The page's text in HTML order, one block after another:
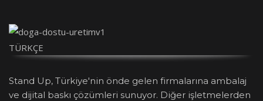
TÜRKÇE
Stand Up, Türkiye'nin önde gelen firmalarına ambalaj
ve dijital baskı çözümleri sunuyor. Diğer işletmelerden